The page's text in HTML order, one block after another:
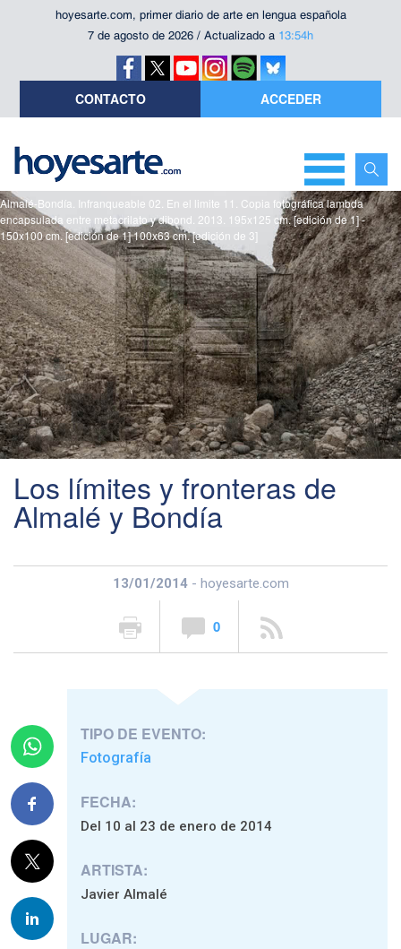
hoyesarte.com, primer diario de arte en lengua española
7 de agosto de 2026 / Actualizado a 13:54h
CONTACTO ACCEDER
Almalé-Bondía. Infranqueable 02. En el limite 11. Copia fotográfica lambda
encapsulada entre metacrilato y dibond. 2013. 195x125 cm. [edición de 1] -
150x100 cm. [edición de 1] 100x63 cm. [edición de 3]
Los límites y fronteras de
Almalé y Bondía
13/01/2014- hoyesarte.com
0
TIPO DE EVENTO:
Fotografía
FECHA:
Del 10 al 23 de enero de 2014
ARTISTA:
Javier Almalé
LUGAR: